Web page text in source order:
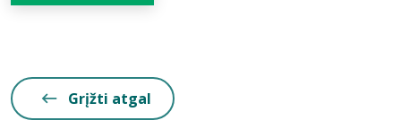
Grįžti atgal